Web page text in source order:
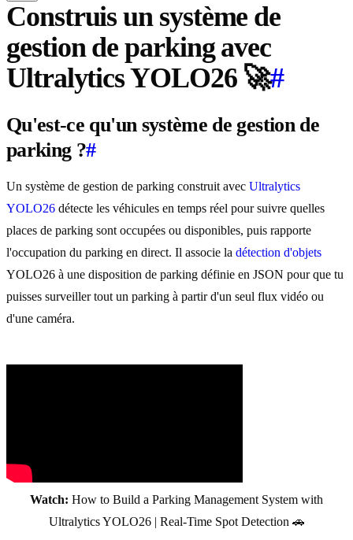
Construis un système de
gestion de parking avec
Ultralytics YOLO26 🚀#
Qu'est-ce qu'un système de gestion de
parking ?#
Un système de gestion de parking construit avec Ultralytics
YOLO26 détecte les véhicules en temps réel pour suivre quelles
places de parking sont occupées ou disponibles, puis rapporte
l'occupation du parking en direct. Il associe la détection d'objets
YOLO26 à une disposition de parking définie en JSON pour que tu
puisses surveiller tout un parking à partir d'un seul flux vidéo ou
d'une caméra.
Watch: How to Build a Parking Management System with
Ultralytics YOLO26 | Real-Time Spot Detection 🚗